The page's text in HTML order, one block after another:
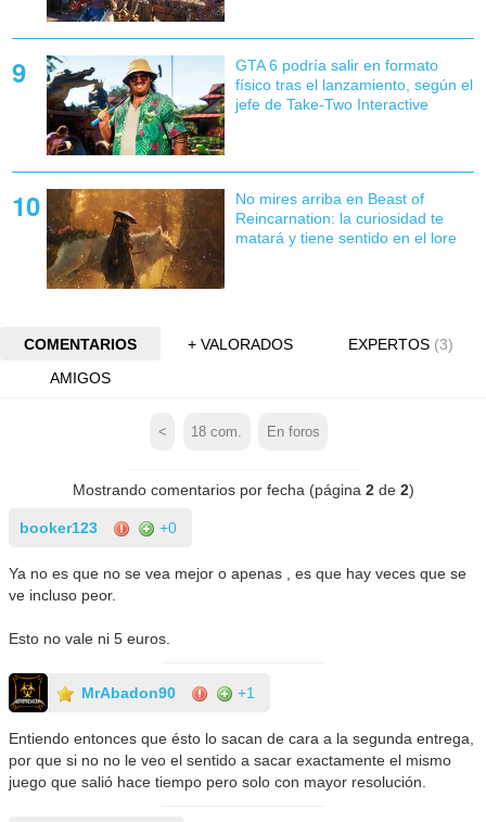
GTA 6 podría salir en formato
físico tras el lanzamiento, según el
jefe de Take-Two Interactive
No mires arriba en Beast of
Reincarnation: la curiosidad te
matará y tiene sentido en el lore
COMENTARIOS + VALORADOS EXPERTOS (3)
AMIGOS
< 18 com. En foros
Mostrando comentarios por fecha (página 2de 2)
booker123 +0
Ya no es que no se vea mejor o apenas , es que hay veces que se
ve incluso peor.
Esto no vale ni 5 euros.
MrAbadon90 +1
Entiendo entonces que ésto lo sacan de cara a la segunda entrega,
por que si no no le veo el sentido a sacar exactamente el mismo
juego que salió hace tiempo pero solo con mayor resolución.